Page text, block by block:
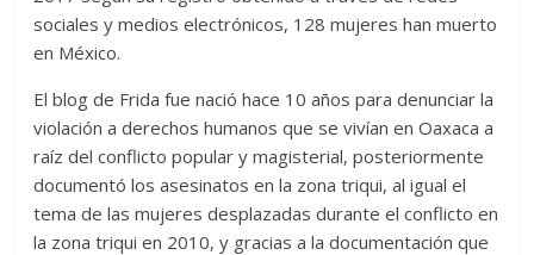
sociales y medios electrónicos, 128 mujeres han muerto
en México.
El blog de Frida fue nació hace 10 años para denunciar la
violación a derechos humanos que se vivían en Oaxaca a
raíz del conflicto popular y magisterial, posteriormente
documentó los asesinatos en la zona triqui, al igual el
tema de las mujeres desplazadas durante el conflicto en
la zona triqui en 2010, y gracias a la documentación que